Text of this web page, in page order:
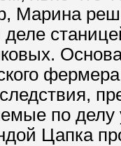
Марина
по
Цапка